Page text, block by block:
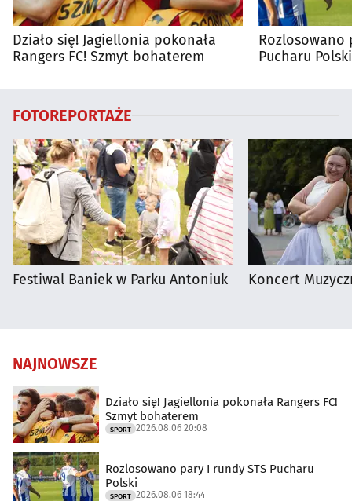
Działo się! Jagiellonia pokonała
Rangers FC! Szmyt bohaterem
Rozlosowano
Pucharu Polski
FOTOREPORTAŻE
Festiwal Baniek w Parku Antoniuk Koncert
NAJNOWSZE
Działo się! Jagiellonia pokonała Rangers FC!
Szmyt bohaterem
SPORT 2026.08.06 20:08
Rozlosowano pary I rundy STS Pucharu
Polski
SPORT 2026.08.06 18:44